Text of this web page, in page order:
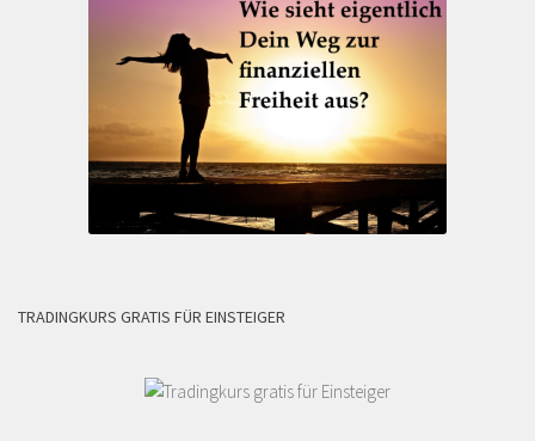
TRADINGKURS GRATIS FÜR EINSTEIGER